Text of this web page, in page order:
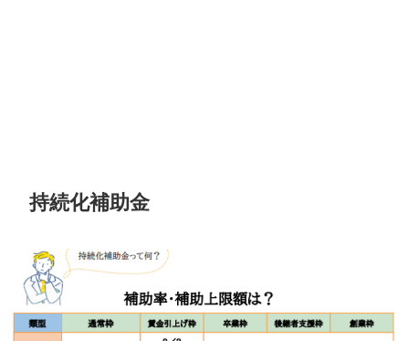
持続化補助金